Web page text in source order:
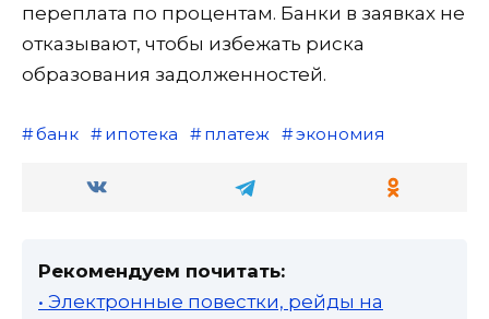
переплата по процентам. Банки в заявках не
отказывают, чтобы избежать риска
образования задолженностей.
банк ипотека платеж экономия
Рекомендуем почитать:
• Электронные повестки, рейды на